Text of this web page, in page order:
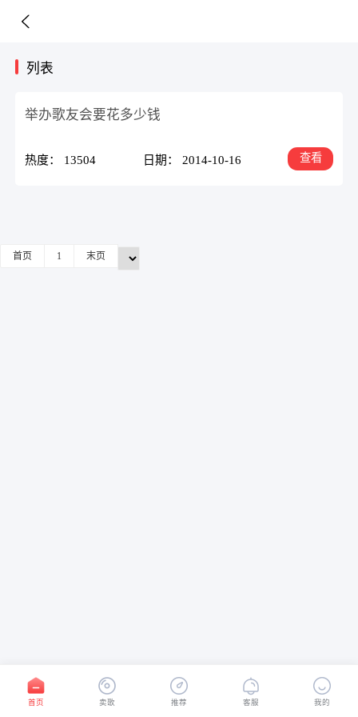
列表
举办歌友会要花多少钱
热度： 13504 日期： 2014-10-16 查看
首页 1 末页
首页 卖歌 推荐 客服 我的